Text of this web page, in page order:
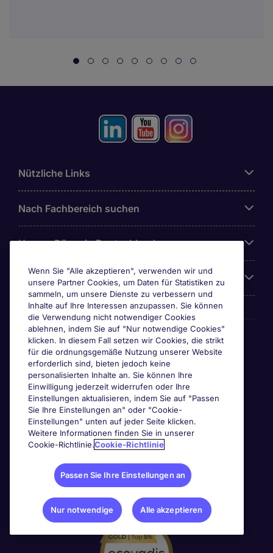
Nützliche Links
Nach Fachbereich suchen
Unsere Büros in Deutschland
Über Michael Page
Awards & Zertifizierungen
Wenn Sie "Alle akzeptieren", verwenden wir und
unsere Partner Cookies, um Daten für Statistiken zu
sammeln, um unsere Dienste zu verbessern und
Inhalte auf Ihre Interessen anzupassen. Sie können
die Verwendung nicht notwendiger Cookies
ablehnen, indem Sie auf "Nur notwendige Cookies"
klicken. In diesem Fall setzen wir Cookies, die strikt
für die ordnungsgemäße Nutzung unserer Website
erforderlich sind, bieten jedoch keine
personalisierten Inhalte an. Sie können Ihre
Einwilligung jederzeit widerrufen oder Ihre
Einstellungen aktualisieren, indem Sie auf "Passen
Sie Ihre Einstellungen an" oder "Cookie-
Einstellungen" unten auf jeder Seite klicken.
Weitere Informationen finden Sie in unserer
Cookie-Richtlinie.Cookie-Richtlinie
Passen Sie Ihre Einstellungen an
Nur notwendige Alle akzeptieren